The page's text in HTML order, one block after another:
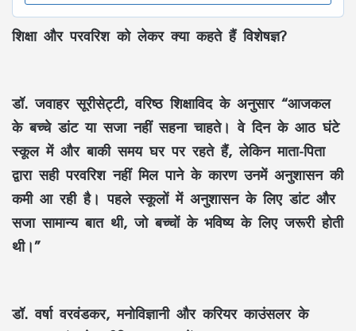
शिक्षा और परवरिश को लेकर क्या कहते हैं विशेषज्ञ?
डॉ. जवाहर सूरीसेट्टी, वरिष्ठ शिक्षाविद के अनुसार “आजकल
के बच्चे डांट या सजा नहीं सहना चाहते। वे दिन के आठ घंटे
स्कूल में और बाकी समय घर पर रहते हैं, लेकिन माता-पिता
द्वारा सही परवरिश नहीं मिल पाने के कारण उनमें अनुशासन की
कमी आ रही है। पहले स्कूलों में अनुशासन के लिए डांट और
सजा सामान्य बात थी, जो बच्चों के भविष्य के लिए जरूरी होती
थी।”
डॉ. वर्षा वरवंडकर, मनोविज्ञानी और करियर काउंसलर के